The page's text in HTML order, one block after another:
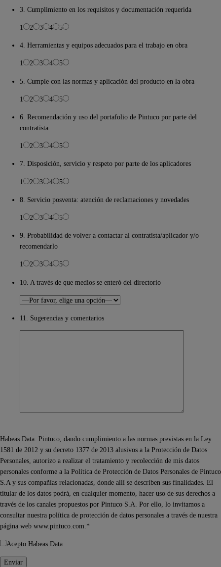
3. Cumplimiento en los requisitos y documentación requerida
1 2 3 4 5
4. Herramientas y equipos adecuados para el trabajo en obra
1 2 3 4 5
5. Cumple con las normas y aplicación del producto en la obra
1 2 3 4 5
6. Recomendación y uso del portafolio de Pintuco por parte del
contratista
1 2 3 4 5
7. Disposición, servicio y respeto por parte de los aplicadores
1 2 3 4 5
8. Servicio posventa: atención de reclamaciones y novedades
1 2 3 4 5
9. Probabilidad de volver a contactar al contratista/aplicador y/o
recomendarlo
1 2 3 4 5
10. A través de que medios se enteró del directorio
11. Sugerencias y comentarios
Habeas Data: Pintuco, dando cumplimiento a las normas previstas en la Ley
1581 de 2012 y su decreto 1377 de 2013 alusivos a la Protección de Datos
Personales, autorizo a realizar el tratamiento y recolección de mis datos
personales conforme a la Política de Protección de Datos Personales de Pintuco
S.A y sus compañías relacionadas, donde allí se describen sus finalidades. El
titular de los datos podrá, en cualquier momento, hacer uso de sus derechos a
través de los canales propuestos por Pintuco S.A. Por ello, lo invitamos a
consultar nuestra política de protección de datos personales a través de nuestra
página web www.pintuco.com.*
Acepto Habeas Data